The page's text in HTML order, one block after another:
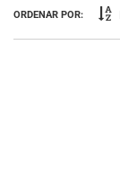
ORDENAR POR: